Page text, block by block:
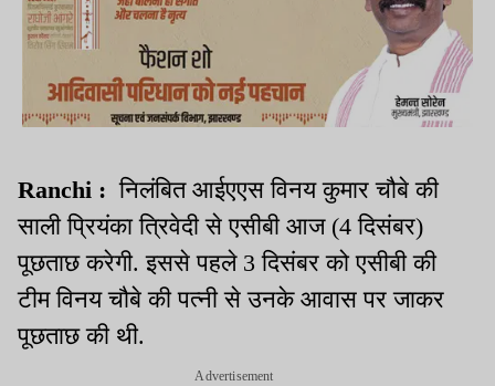
Ranchi : निलंबित आईएएस विनय कुमार चौबे की
साली प्रियंका त्रिवेदी से एसीबी आज (4 दिसंबर)
पूछताछ करेगी. इससे पहले 3 दिसंबर को एसीबी की
टीम विनय चौबे की पत्नी से उनके आवास पर जाकर
पूछताछ की थी.
Advertisement